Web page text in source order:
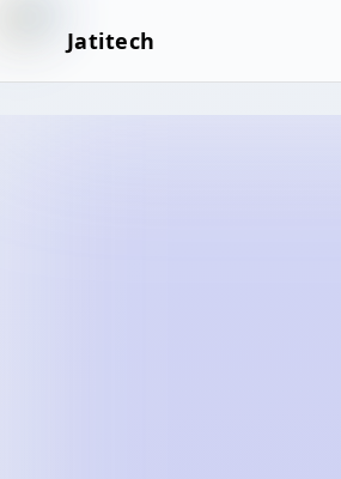
Jatitech